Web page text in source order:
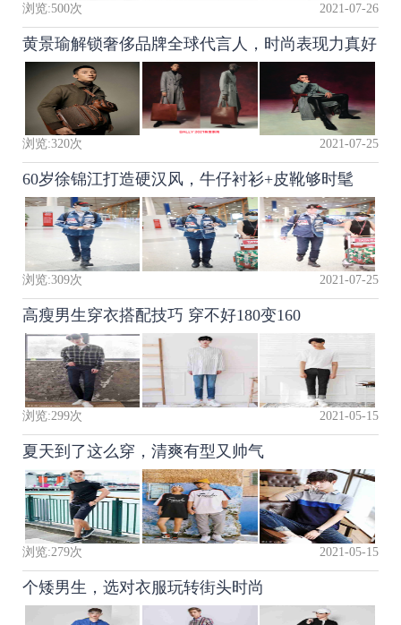
浏览:500次 2021-07-26
黄景瑜解锁奢侈品牌全球代言人，时尚表现力真好
浏览:320次 2021-07-25
60岁徐锦江打造硬汉风，牛仔衬衫+皮靴够时髦
浏览:309次 2021-07-25
高瘦男生穿衣搭配技巧 穿不好180变160
浏览:299次 2021-05-15
夏天到了这么穿，清爽有型又帅气
浏览:279次 2021-05-15
个矮男生，选对衣服玩转街头时尚